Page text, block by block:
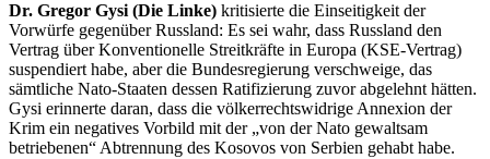
Dr. Gregor Gysi (Die Linke) kritisierte die Einseitigkeit der
Vorwürfe gegenüber Russland: Es sei wahr, dass Russland den
Vertrag über Konventionelle Streitkräfte in Europa (KSE-Vertrag)
suspendiert habe, aber die Bundesregierung verschweige, das
sämtliche Nato-Staaten dessen Ratifizierung zuvor abgelehnt hätten.
Gysi erinnerte daran, dass die völkerrechtswidrige Annexion der
Krim ein negatives Vorbild mit der „von der Nato gewaltsam
betriebenen“ Abtrennung des Kosovos von Serbien gehabt habe.